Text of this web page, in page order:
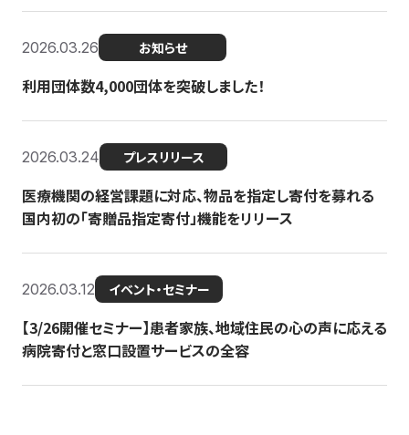
2026.03.26 お知らせ
利用団体数4,000団体を突破しました！
2026.03.24 プレスリリース
医療機関の経営課題に対応、物品を指定し寄付を募れる
国内初の「寄贈品指定寄付」機能をリリース
2026.03.12 イベント・セミナー
【3/26開催セミナー】患者家族、地域住民の心の声に応える
病院寄付と窓口設置サービスの全容